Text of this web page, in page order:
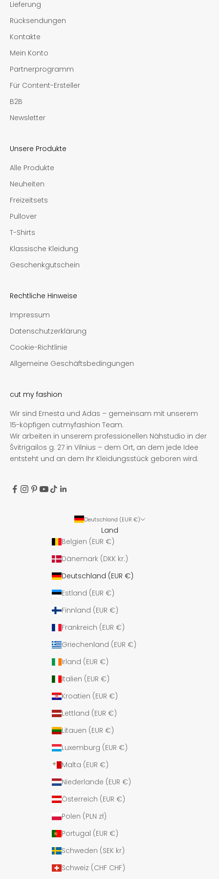
Lieferung
Rücksendungen
Kontakte
Mein Konto
Partnerprogramm
Für Content-Ersteller
B2B
Newsletter
Unsere Produkte
Alle Produkte
Neuheiten
Freizeitsets
Pullover
T-Shirts
Klassische Kleidung
Geschenkgutschein
Rechtliche Hinweise
Impressum
Datenschutzerklärung
Cookie-Richtlinie
Allgemeine Geschäftsbedingungen
cut my fashion
Wir sind Ernesta und Adas – gemeinsam mit unserem
15-köpfigen cutmyfashion Team.
Wir arbeiten in unserem professionellen Nähstudio in der
Švitrigailos g. 27 in Vilnius – dem Ort, an dem jede Idee
entsteht und an dem Ihr Kleidungsstück geboren wird.
Deutschland (EUR €)
Land
Belgien (EUR €)
Dänemark (DKK kr.)
Deutschland (EUR €)
Estland (EUR €)
Finnland (EUR €)
Frankreich (EUR €)
Griechenland (EUR €)
Irland (EUR €)
Italien (EUR €)
Kroatien (EUR €)
Lettland (EUR €)
Litauen (EUR €)
Luxemburg (EUR €)
Malta (EUR €)
Niederlande (EUR €)
Österreich (EUR €)
Polen (PLN zł)
Portugal (EUR €)
Schweden (SEK kr)
Schweiz (CHF CHF)